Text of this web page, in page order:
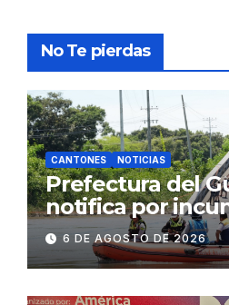
No Te pierdas
CANTONES NOTICIAS
Prefectura del
notifica por
contractual a la
Concesionaria
exige celeridad
desmontaje del
6 DE AGOSTO DE 2026